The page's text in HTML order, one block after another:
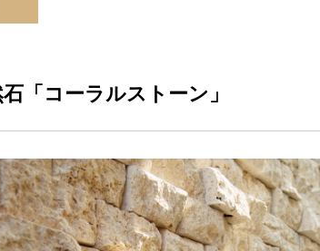
「コーラルストーン」